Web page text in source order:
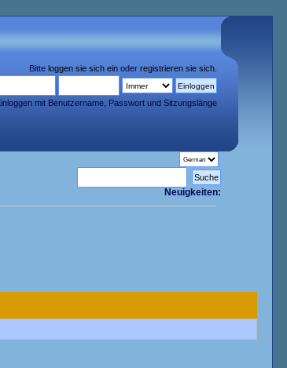
Bitte loggen sie sich einoder registrieren sie sich.
mit Benutzername, Passwort und Sitzungslänge
Neuigkeiten: